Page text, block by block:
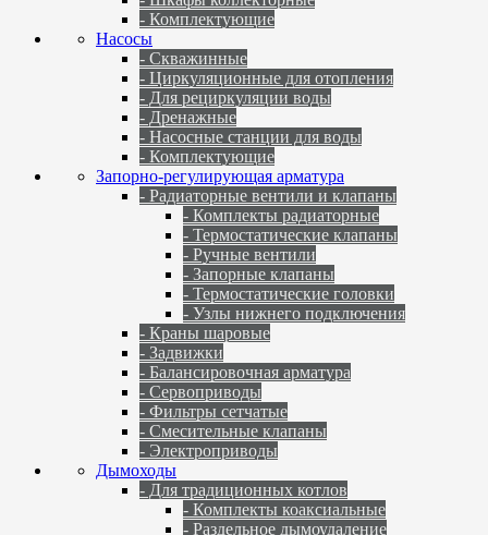
- Комплектующие
Насосы
- Скважинные
- Циркуляционные для отопления
- Для рециркуляции воды
- Дренажные
- Насосные станции для воды
- Комплектующие
Запорно-регулирующая арматура
- Радиаторные вентили и клапаны
- Комплекты радиаторные
- Термостатические клапаны
- Ручные вентили
- Запорные клапаны
- Термостатические головки
- Узлы нижнего подключения
- Краны шаровые
- Задвижки
- Балансировочная арматура
- Сервоприводы
- Фильтры сетчатые
- Смесительные клапаны
- Электроприводы
Дымоходы
- Для традиционных котлов
- Комплекты коаксиальные
- Раздельное дымоудаление